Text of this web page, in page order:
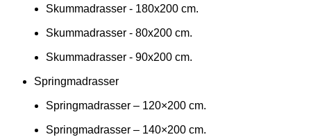
Skummadrasser - 180x200 cm.
Skummadrasser - 80x200 cm.
Skummadrasser - 90x200 cm.
Springmadrasser
Springmadrasser – 120×200 cm.
Springmadrasser – 140×200 cm.